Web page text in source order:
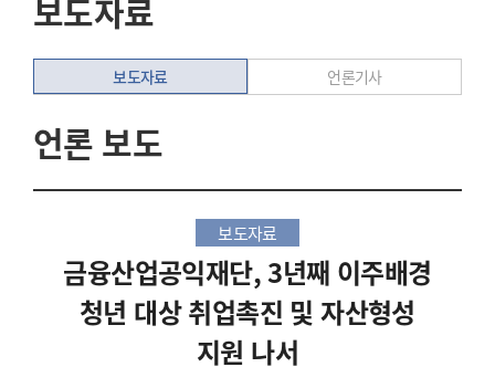
보도자료
보도자료 언론기사
언론 보도
보도자료
금융산업공익재단, 3년째 이주배경
청년 대상 취업촉진 및 자산형성
지원 나서